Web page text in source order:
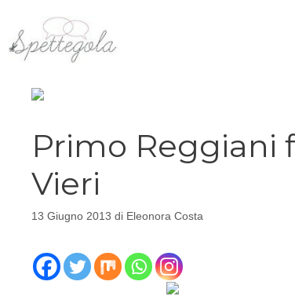
contenuto
Primo Reggiani
Vieri
13 Giugno 2013 di Eleonora Costa